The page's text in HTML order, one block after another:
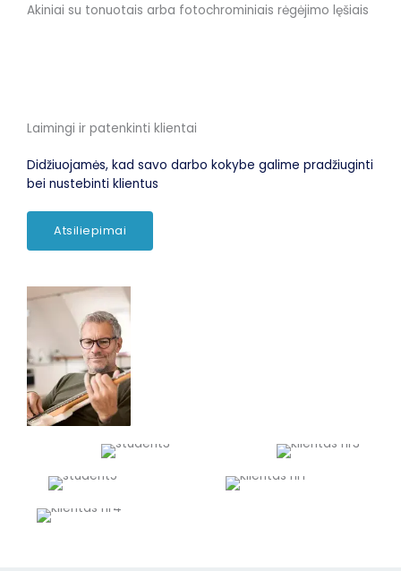
Akiniai su tonuotais arba fotochrominiais rėgėjimo lęšiais
Laimingi ir patenkinti klientai
Didžiuojamės, kad savo darbo kokybe galime pradžiuginti
bei nustebinti klientus
Atsiliepimai